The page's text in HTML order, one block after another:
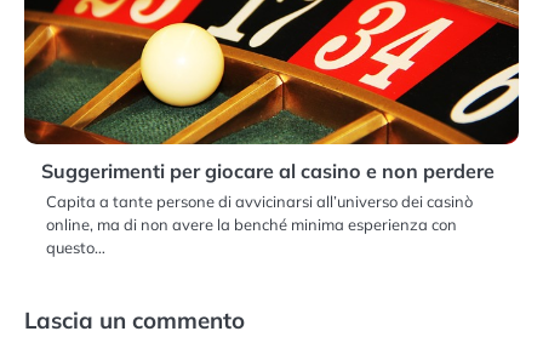
Suggerimenti per giocare al casino e non perdere
Capita a tante persone di avvicinarsi all’universo dei casinò
online, ma di non avere la benché minima esperienza con
questo…
Lascia un commento